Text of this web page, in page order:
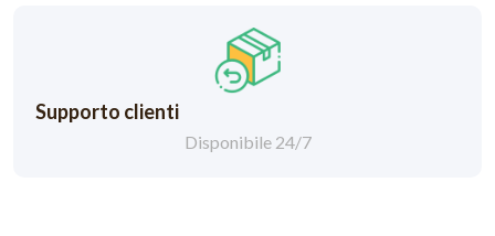
Supporto clienti
Disponibile 24/7